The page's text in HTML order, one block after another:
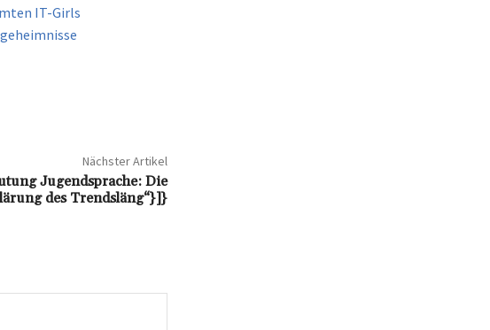
IT-Girls
Nächster Artikel
Jugendsprache: Die
des Trendsläng“}]}